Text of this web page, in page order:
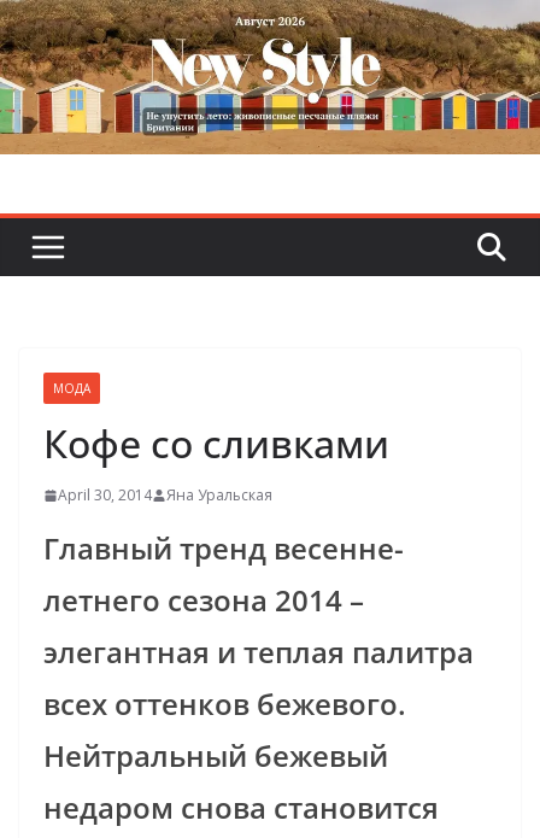
Skip
to
content
МОДА
Кофе со сливками
April 30, 2014 Яна Уральская
Главный тренд весенне-
летнего сезона 2014 –
элегантная и теплая палитра
всех оттенков бежевого.
Нейтральный бежевый
недаром снова становится